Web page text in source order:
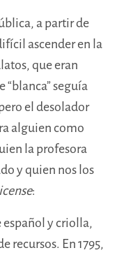
a partir de
ascender en la
que eran
seguía
el desolador
alguien como
la profesora
y quien nos los
:
y criolla,
recursos. En 1795,